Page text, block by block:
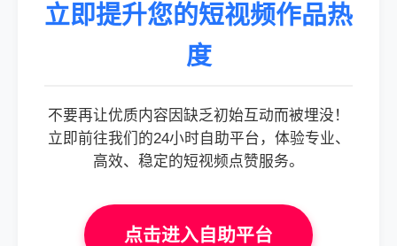
立即提升您的短视频作品热
度
不要再让优质内容因缺乏初始互动而被埋没！
立即前往我们的24小时自助平台，体验专业、
高效、稳定的短视频点赞服务。
点击进入自助平台